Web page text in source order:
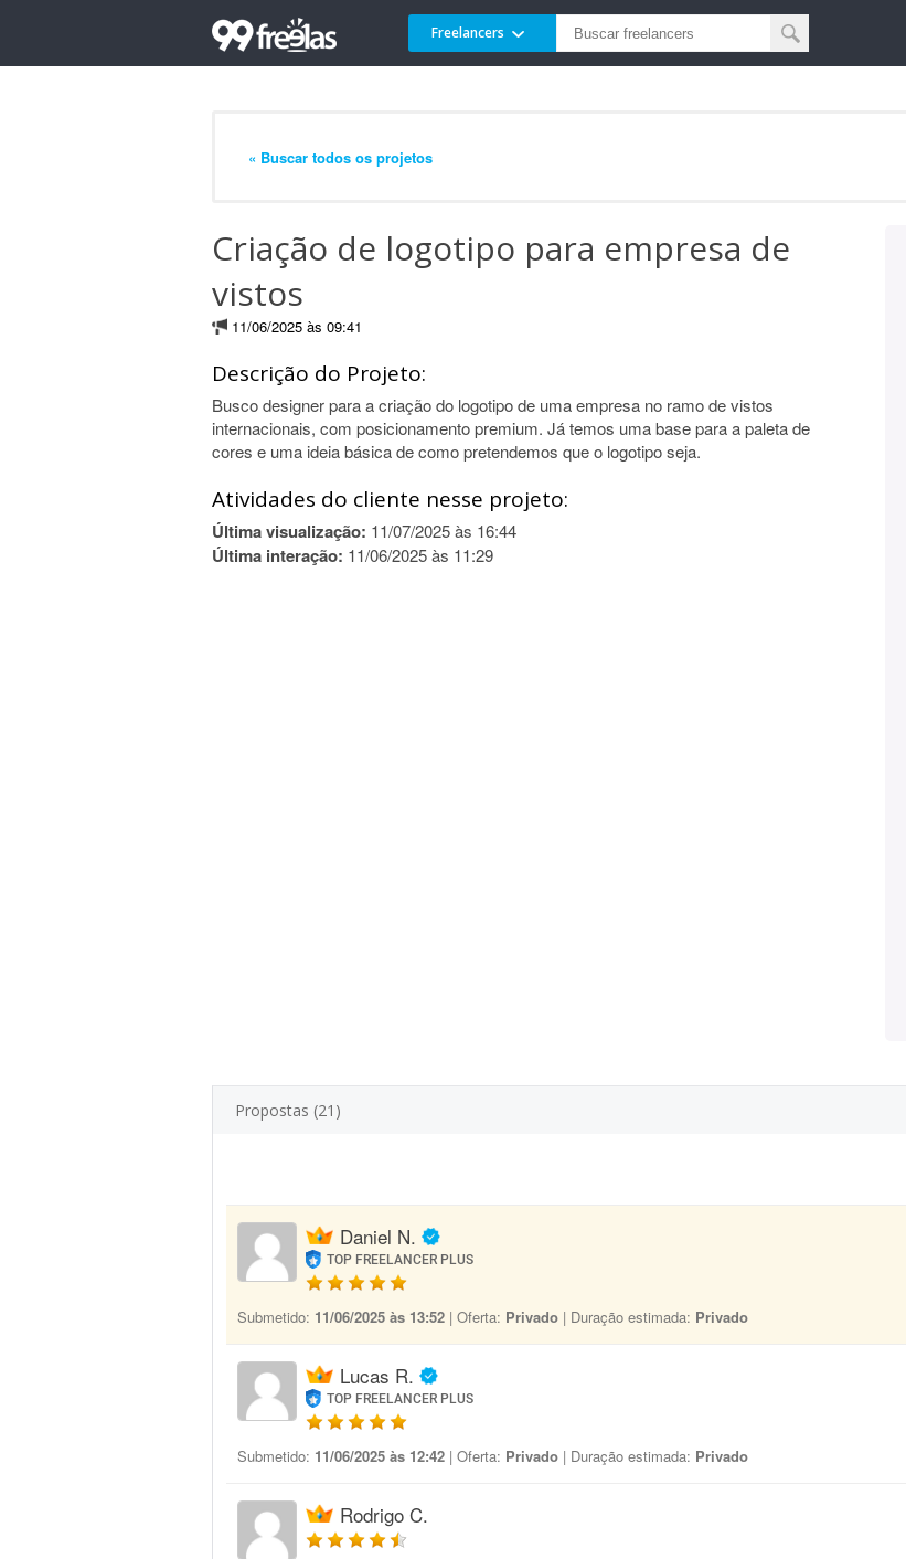
Freelancers
« Buscar todos os projetos
Criação de logotipo para empresa de
vistos
11/06/2025 às 09:41
Descrição do Projeto:
Busco designer para a criação do logotipo de uma empresa no ramo de vistos
internacionais, com posicionamento premium. Já temos uma base para a paleta de
cores e uma ideia básica de como pretendemos que o logotipo seja.
Atividades do cliente nesse projeto:
Última visualização: 11/07/2025 às 16:44
Última interação: 11/06/2025 às 11:29
Propostas (21)
Daniel N.
TOP FREELANCER PLUS
Submetido: 11/06/2025 às 13:52 | Oferta: Privado | Duração estimada: Privado
Lucas R.
TOP FREELANCER PLUS
Submetido: 11/06/2025 às 12:42 | Oferta: Privado | Duração estimada: Privado
Rodrigo C.